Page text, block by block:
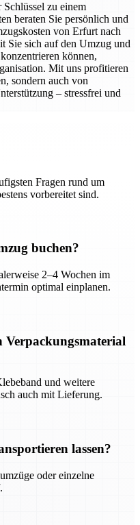
zu einem
beraten Sie persönlich und
von Erfurt nach
Sie sich auf den Umzug und
können,
Mit uns profitieren
sondern auch von
– stressfrei und
Fragen rund um
vorbereitet sind.
buchen?
2–4 Wochen im
optimal einplanen.
Verpackungsmaterial
und weitere
auch mit Lieferung.
lassen?
oder einzelne